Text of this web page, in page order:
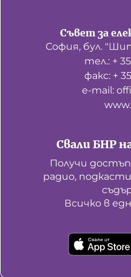
Питаме Ви
Свали БНР
Получи
радио,
Всичко в
Съвет за
София, бул.
тел.: +
факс: +
е-mail: